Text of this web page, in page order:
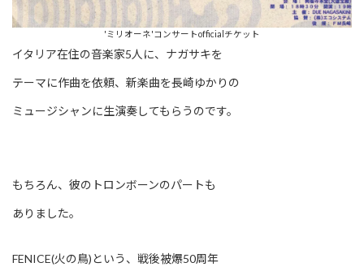
'ミリオーネ'コンサートofficialチケット
イタリア在住の音楽家5人に、ナガサキを
テーマに作曲を依頼、新楽曲を長崎ゆかりの
ミュージシャンに生演奏してもらうのです。
もちろん、彼のトロンボーンのパートも
ありました。
FENICE(火の鳥)という、戦後被爆50周年